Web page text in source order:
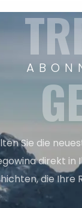
Sie die
direkt in
die Ihre